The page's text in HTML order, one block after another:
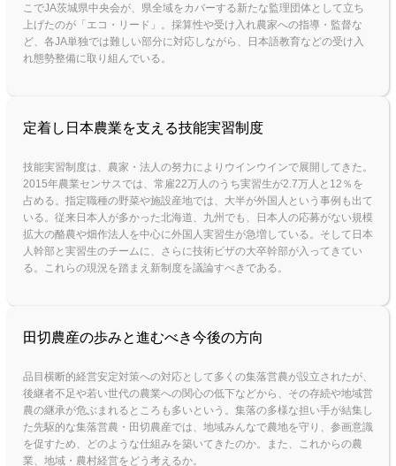
こでJA茨城県中央会が、県全域をカバーする新たな監理団体として立ち
上げたのが「エコ・リード」。採算性や受け入れ農家への指導・監督な
ど、各JA単独では難しい部分に対応しながら、日本語教育などの受け入
れ態勢整備に取り組んでいる。
定着し日本農業を支える技能実習制度
技能実習制度は、農家・法人の努力によりウインウインで展開してきた。
2015年農業センサスでは、常雇22万人のうち実習生が2.7万人と12％を
占める。指定職種の野菜や施設産地では、大半が外国人という事例も出て
いる。従来日本人が多かった北海道、九州でも、日本人の応募がない規模
拡大の酪農や畑作法人を中心に外国人実習生が急増している。そして日本
人幹部と実習生のチームに、さらに技術ビザの大卒幹部が入ってきてい
る。これらの現況を踏まえ新制度を議論すべきである。
田切農産の歩みと進むべき今後の方向
品目横断的経営安定対策への対応として多くの集落営農が設立されたが、
後継者不足や若い世代の農業への関心の低下などから、その存続や地域営
農の継承が危ぶまれるところも多いという。集落の多様な担い手が結集し
た先駆的な集落営農・田切農産では、地域みんなで農地を守り、参画意識
を促すため、どのような仕組みを築いてきたのか。また、これからの農
業、地域・農村経営をどう考えるか。